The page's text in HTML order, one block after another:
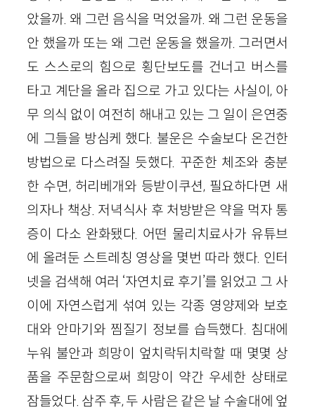
았을까. 왜 그런 음식을 먹었을까. 왜 그런 운동을
안 했을까 또는 왜 그런 운동을 했을까. 그러면서
도 스스로의 힘으로 횡단보도를 건너고 버스를
타고 계단을 올라 집으로 가고 있다는 사실이, 아
무 의식 없이 여전히 해내고 있는 그 일이 은연중
에 그들을 방심케 했다. 불운은 수술보다 온건한
방법으로 다스려질 듯했다. 꾸준한 체조와 충분
한 수면, 허리베개와 등받이쿠션, 필요하다면 새
의자나 책상. 저녁식사 후 처방받은 약을 먹자 통
증이 다소 완화됐다. 어떤 물리치료사가 유튜브
에 올려둔 스트레칭 영상을 몇번 따라 했다. 인터
넷을 검색해 여러 ‘자연치료 후기’를 읽었고 그 사
이에 자연스럽게 섞여 있는 각종 영양제와 보호
대와 안마기와 찜질기 정보를 습득했다. 침대에
누워 불안과 희망이 엎치락뒤치락할 때 몇몇 상
품을 주문함으로써 희망이 약간 우세한 상태로
잠들었다. 삼주 후, 두 사람은 같은 날 수술대에 엎